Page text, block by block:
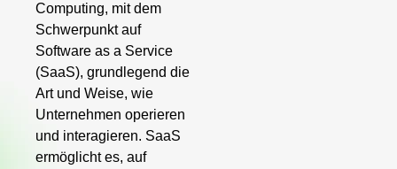
Computing, mit dem
Schwerpunkt auf
Software as a Service
(SaaS), grundlegend die
Art und Weise, wie
Unternehmen operieren
und interagieren. SaaS
ermöglicht es, auf